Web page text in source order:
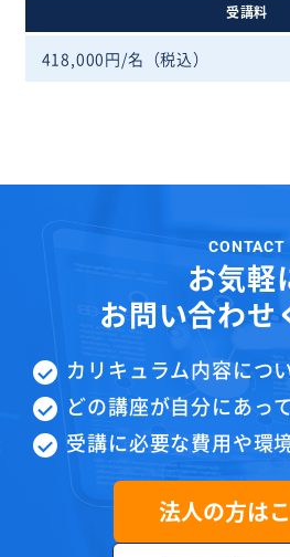
受講料
418,000円/名（税込）
CONTACT
お気軽
お問い合わせ
カリキュラム内容につ
どの講座が自分にあっ
受講に必要な費用や環
法人の方は